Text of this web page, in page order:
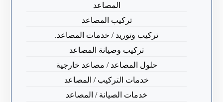
المصاعد
تركيب المصاعد
تركيب وتوريد / خدمات المصاعد.
تركيب وصيانة المصاعد
حلول المصاعد / مصاعد خارجية
خدمات التركيب / المصاعد
خدمات الصيانة / المصاعد